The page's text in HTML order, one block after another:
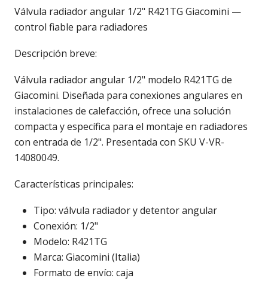
Válvula radiador angular 1/2" R421TG Giacomini —
control fiable para radiadores
Descripción breve:
Válvula radiador angular 1/2" modelo R421TG de
Giacomini. Diseñada para conexiones angulares en
instalaciones de calefacción, ofrece una solución
compacta y específica para el montaje en radiadores
con entrada de 1/2". Presentada con SKU V-VR-
14080049.
Características principales:
Tipo: válvula radiador y detentor angular
Conexión: 1/2"
Modelo: R421TG
Marca: Giacomini (Italia)
Formato de envío: caja